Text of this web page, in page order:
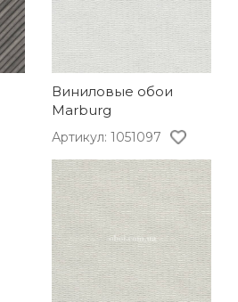
Виниловые обои
Marburg
Артикул: 1051097